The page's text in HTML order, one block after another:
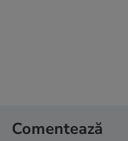
Comentează